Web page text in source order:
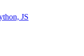
JS